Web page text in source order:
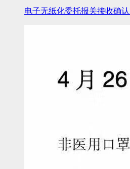
电子无纸化委托报关接收确